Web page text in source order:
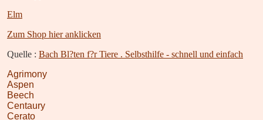
Elm
Zum Shop hier anklicken
Quelle : Bach Bl?ten f?r Tiere . Selbsthilfe - schnell und einfach
Agrimony
Aspen
Beech
Centaury
Cerato